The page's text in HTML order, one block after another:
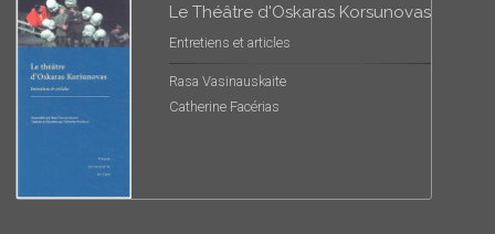
Le Théâtre d'Oskaras Korsunovas
Entretiens et articles
Rasa Vasinauskaite
Catherine Facérias